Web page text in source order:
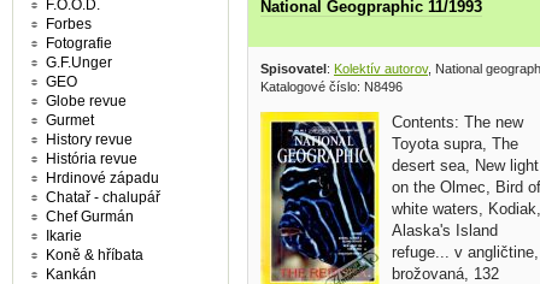
National Geogpraphic 11/1993
Spisovatel: Kolektív autorov, National
Katalogové číslo: N8496
Contents: The new
Toyota supra, The
desert sea, New light
on the Olmec, Bird of
white waters, Kodiak,
Alaska's Island
refuge... v angličtine,
brožovaná, 132
F.O.O.D.
Forbes
Fotografie
G.F.Unger
GEO
Globe revue
Gurmet
History revue
História revue
Hrdinové západu
Chatař - chalupář
Chef Gurmán
Ikarie
Koně & hříbata
Kankán